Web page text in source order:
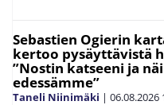
Sebastien Ogierin
kertoo pysäyttävistä
”Nostin katseeni ja
edessämme”
Taneli Niinimäki | 06.08.2026